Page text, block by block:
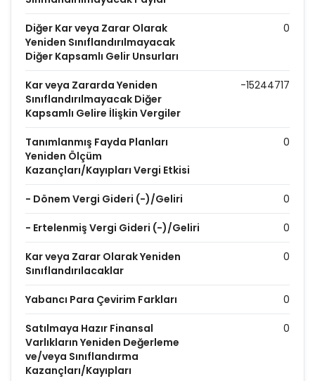
Diğer Kar veya Zarar Olarak
Yeniden Sınıflandırılmayacak
Diğer Kapsamlı Gelir Unsurları
0
Kar veya Zararda Yeniden
Sınıflandırılmayacak Diğer
Kapsamlı Gelire İlişkin Vergiler
-15244717
Tanımlanmış Fayda Planları
Yeniden Ölçüm
Kazançları/Kayıpları Vergi Etkisi
0
- Dönem Vergi Gideri (-)/Geliri 0
- Ertelenmiş Vergi Gideri (-)/Geliri 0
Kar veya Zarar Olarak Yeniden
Sınıflandırılacaklar
0
Yabancı Para Çevirim Farkları 0
Satılmaya Hazır Finansal
Varlıkların Yeniden Değerleme
ve/veya Sınıflandırma
Kazançları/Kayıpları
0